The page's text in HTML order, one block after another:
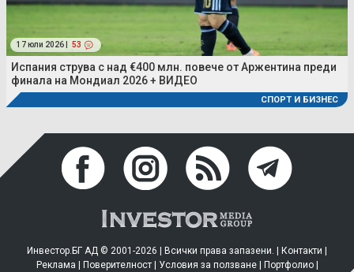
17 юли 2026 | 53
Испания струва с над €400 млн. повече от Аржентина преди
финала на Мондиал 2026 + ВИДЕО
СПОРТ И БИЗНЕС
Инвестор.БГ АД © 2001-2026 | Всички права запазени. | Контакти
Реклама
Поверителност| Условия за ползване| Портфолио|